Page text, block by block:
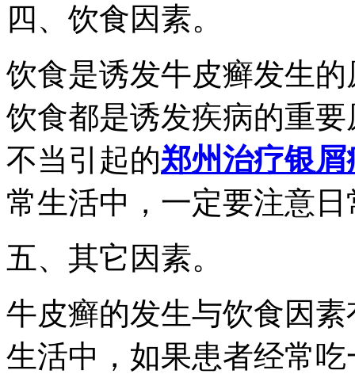
四、饮食因素。
饮食是诱发牛皮癣发生
饮食都是诱发疾病的重
不当引起的郑州治疗银屑
常生活中，一定要注意
五、其它因素。
牛皮癣的发生与饮食因
生活中，如果患者经常